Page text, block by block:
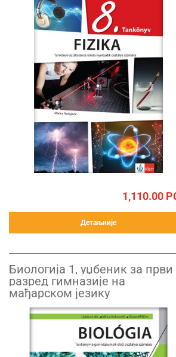
1,110.00
Детаљније
Биологија 1, уџбеник за први
разред гимназије на
мађарском језику